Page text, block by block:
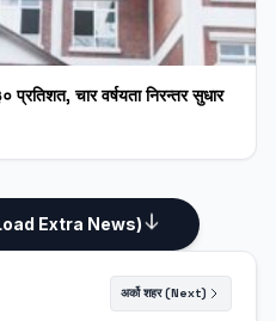
चार वर्षयता निरन्तर सुधार
Extra News)
अर्को शहर (Next)